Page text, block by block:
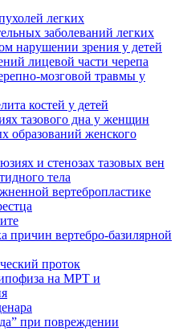
легких
заболеваний легких
нарушении зрения у детей
лицевой части черепа
мозговой травмы у
костей у детей
тазового дна у женщин
образований женского
и стенозах тазовых вен
тела
вертебропластике
причин вертебро-базилярной
проток
на МРТ и
при повреждении